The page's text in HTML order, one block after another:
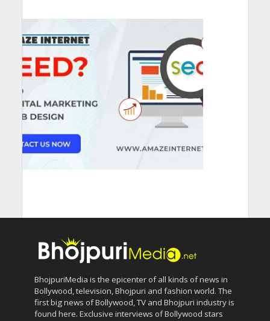
BhojpuriMedia is the epicenter of all kinds of news in
Bollywood, television, Bhojpuri and fashion world. The
first big news of Bollywood, TV and Bhojpuri industry is
found here. Exclusive interviews of Bollywood stars